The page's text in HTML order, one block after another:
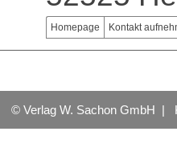
Homepage Kontakt
© Verlag W. Sachon GmbH |